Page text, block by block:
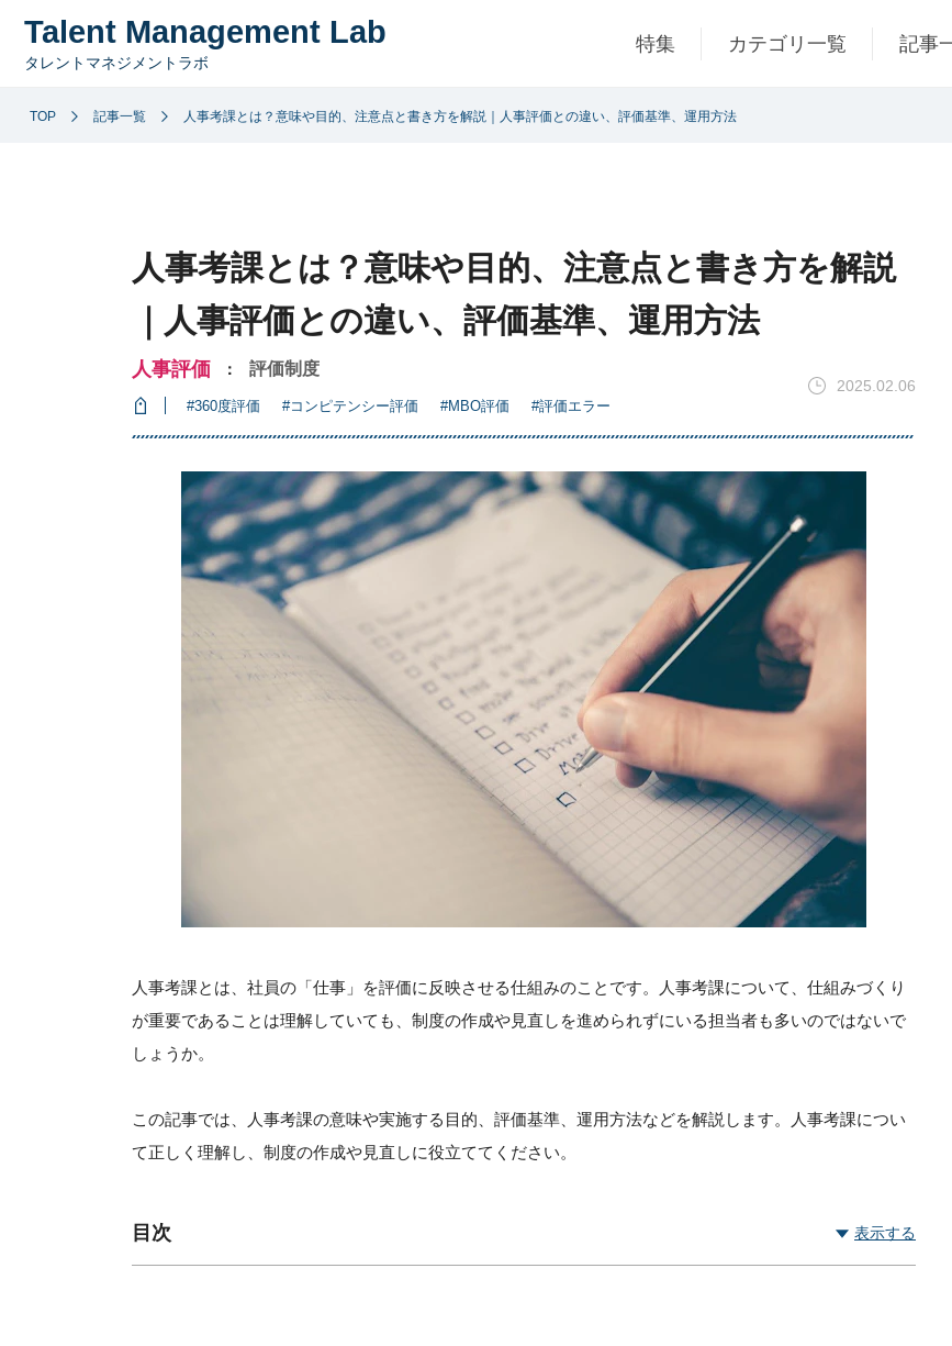
Talent Management Lab
タレントマネジメントラボ
特集 カテゴリ一覧 記事
TOP 記事一覧 人事考課とは？意味や目的、注意点と書き方を解説｜人事評価との違い、評価基準、運用方法
人事考課とは？意味や目的、注意点と書き方を解説
｜人事評価との違い、評価基準、運用方法
人事評価 ： 評価制度
#360度評価 #コンピテンシー評価 #MBO評価 #評価エラー
2025.02.06
人事考課とは、社員の「仕事」を評価に反映させる仕組みのことです。人事考課について、仕組みづくり
が重要であることは理解していても、制度の作成や見直しを進められずにいる担当者も多いのではないで
しょうか。
この記事では、人事考課の意味や実施する目的、評価基準、運用方法などを解説します。人事考課につい
て正しく理解し、制度の作成や見直しに役立ててください。
目次 表示する